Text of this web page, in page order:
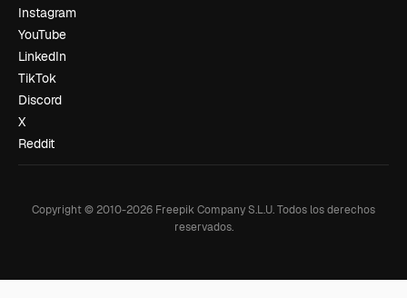
Instagram
YouTube
LinkedIn
TikTok
Discord
X
Reddit
Copyright © 2010-2026 Freepik Company S.L.U.Todos los derechos
reservados.